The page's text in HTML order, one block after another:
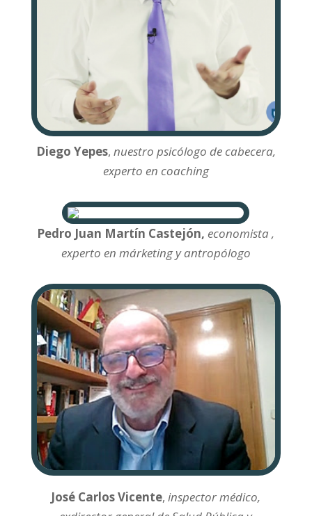
Diego Yepes, nuestro psicólogo de cabecera,
experto en coaching
Pedro Juan Martín Castejón, economista ,
experto en márketing y antropólogo
José Carlos Vicente,inspector médico,